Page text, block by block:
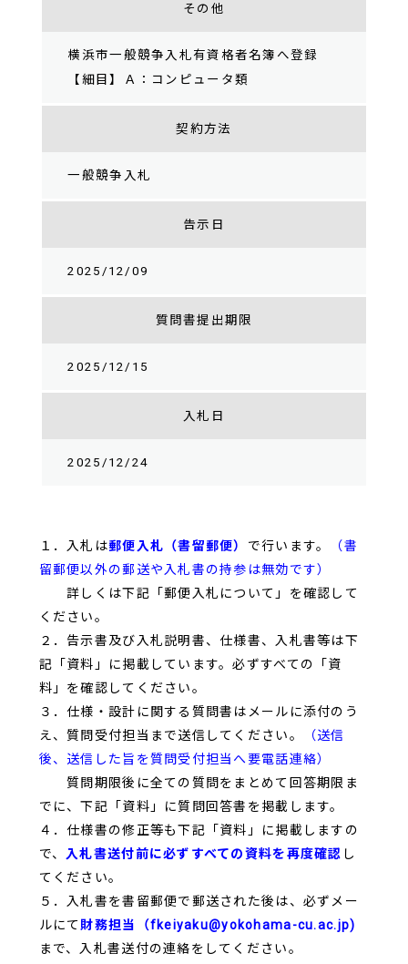
その他
横浜市一般競争入札有資格者名簿へ登録
【細目】Ａ：コンピュータ類
契約方法
一般競争入札
告示日
2025/12/09
質問書提出期限
2025/12/15
入札日
2025/12/24
１．入札は郵便入札（書留郵便） で行います。
（書
留郵便以外の郵送や入札書の持参は無効です）
詳しくは下記「郵便入札について」を確認して
ください。
２．告示書及び入札説明書、仕様書、入札書等は下
記「資料」に掲載しています。必ずすべての「資
料」を確認してください。
３．仕様・設計に関する質問書はメールに添付のう
え、質問受付担当まで送信してください。
（送信
後、送信した旨を質問受付担当へ要電話連絡）
質問期限後に全ての質問をまとめて回答期限ま
でに、下記「資料」に質問回答書を掲載します。
４．仕様書の修正等も下記「資料」に掲載しますの
で、
入札書送付前に必ずすべての資料を再度確認 し
てください。
５．入札書を書留郵便で郵送された後は、必ずメー
ルにて 財務担当（fkeiyaku@yokohama-cu.ac.jp)
まで、入札書送付の連絡をしてください。